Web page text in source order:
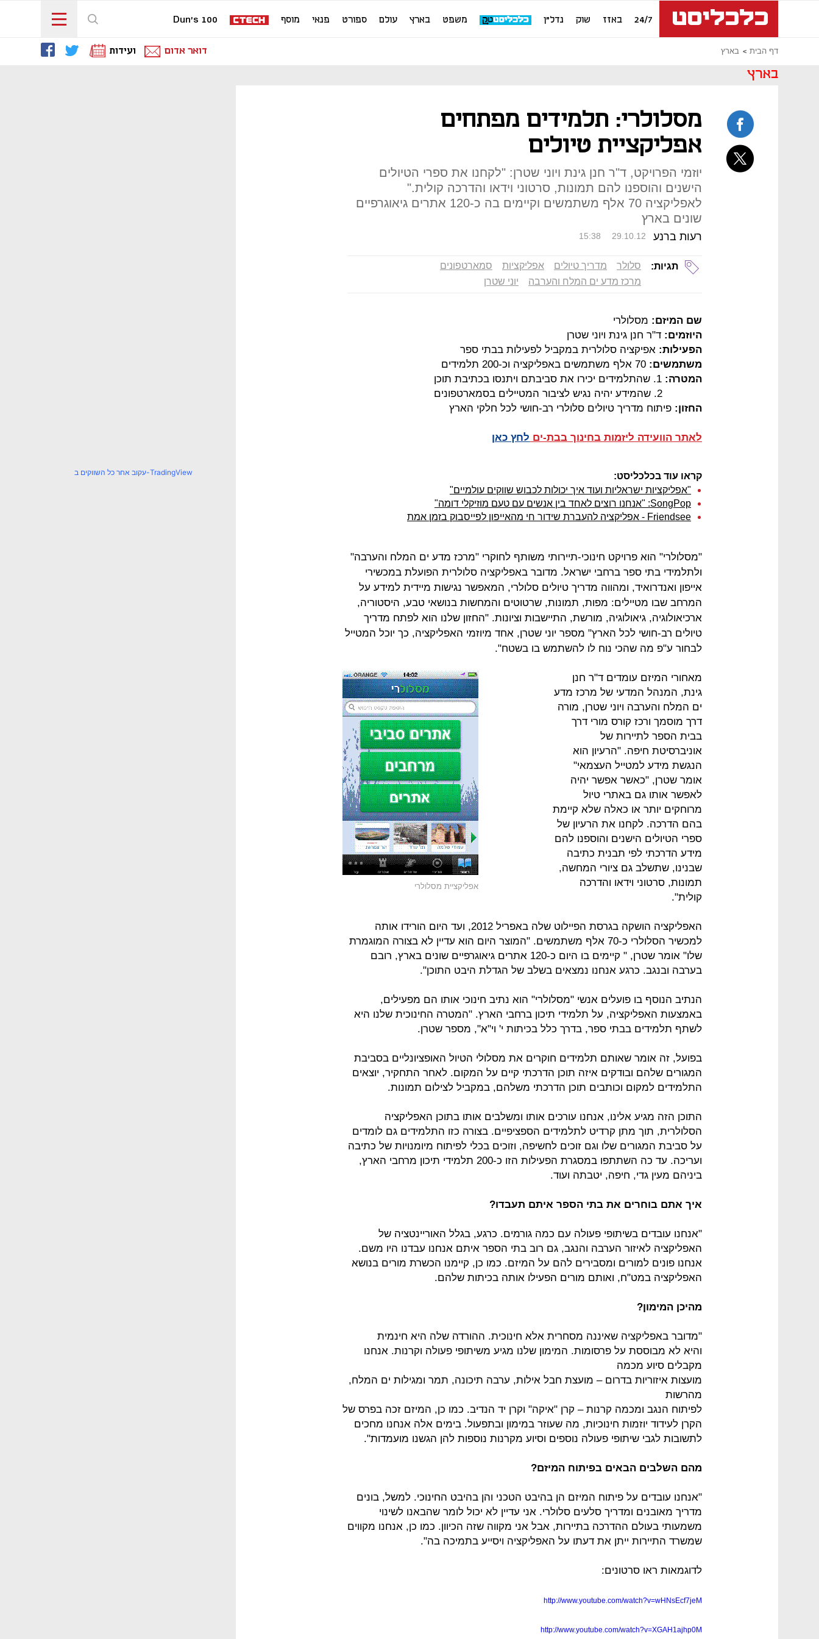
24/7 באזז שוק נדל"ן משפט בארץ עולם ספורט פנאי מוסף Dun's 100
דף הבית בארץ דואר אדום ועידות
בארץ
מסלולרי: תלמידים מפתחים
אפליקציית טיולים
יוזמי הפרויקט, ד"ר חנן גינת ויוני שטרן: "לקחנו את ספרי הטיולים
הישנים והוספנו להם תמונות, סרטוני וידאו והדרכה קולית."
לאפליקציה 70 אלף משתמשים וקיימים בה כ-120 אתרים גיאוגרפיים
שונים בארץ
רעות ברנע 15:38 29.10.12
תגיות: סלולר מדריך טיולים אפליקציות
סמארטפונים
מרכז מדע ים המלח והערבה
יוני שטרן
שם המיזם: מסלולרי
היוזמים: ד"ר חנן גינת ויוני שטרן
הפעילות: אפיקציה סלולרית במקביל לפעילות בבתי ספר
משתמשים:
המטרה:
החזון: פיתוח מדריך טיולים סלולרי רב-חושי לכל חלקי הארץ
לאתר הוועידה ליזמות בחינוך בבת-ים לחץ כאן
קראו עוד בכלכליסט:
"אפליקציות ישראליות ועוד איך יכולות לכבוש שווקים עולמיים"
SongPop: "אנחנו רוצים לאחד בין אנשים עם טעם מוזיקלי דומה"
Friendsee - אפליקציה להעברת שידור חי מהאייפון לפייסבוק בזמן אמת
"מסלולרי" הוא פרויקט חינוכי-תיירותי משותף לחוקרי "מרכז מדע ים המלח והערבה"
ולתלמידי בתי ספר ברחבי ישראל. מדובר באפליקציה סלולרית הפועלת במכשירי
אייפון ואנדרואיד, ומהווה מדריך טיולים סלולרי, המאפשר נגישות מיידית למידע על
המרחב שבו מטיילים: מפות, תמונות, שרטוטים והמחשות בנושאי טבע, היסטוריה,
ארכיאולוגיה, גיאולוגיה, מורשת, התיישבות וציונות. "החזון שלנו הוא לפתח מדריך
טיולים רב-חושי לכל הארץ" מספר יוני שטרן, אחד מיוזמי האפליקציה, כך יוכל המטייל
לבחור ע"פ מה שהכי נוח לו להשתמש בו בשטח".
אפליקציית מסלולרי
מאחורי המיזם עומדים ד"ר חנן
גינת, המנהל המדעי של מרכז מדע
ים המלח והערבה ויוני שטרן, מורה
דרך מוסמך ורכז קורס מורי דרך
בבית הספר לתיירות של
אוניברסיטת חיפה. "הרעיון הוא
הנגשת מידע למטייל העצמאי"
אומר שטרן, "כאשר אפשר יהיה
לאפשר אותו גם באתרי טיול
מרוחקים יותר או כאלה שלא קיימת
בהם הדרכה. לקחנו את הרעיון של
ספרי הטיולים הישנים והוספנו להם
מידע הדרכתי לפי תבנית כתיבה
שבנינו, שתשלב גם ציורי המחשה,
תמונות, סרטוני וידאו והדרכה
קולית".
האפליקציה הושקה בגרסת הפיילוט שלה באפריל 2012, ועד היום הורידו אותה
למכשיר הסלולרי כ-70 אלף משתמשים. "המוצר היום הוא עדיין לא בצורה המוגמרת
שלו" אומר שטרן, " קיימים בו היום כ-120 אתרים גיאוגרפיים שונים בארץ, רובם
בערבה ובנגב. כרגע אנחנו נמצאים בשלב של הגדלת היבט התוכן".
הנתיב הנוסף בו פועלים אנשי "מסלולרי" הוא נתיב חינוכי אותו הם מפעילים,
באמצעות האפליקציה, על תלמידי תיכון ברחבי הארץ. "המטרה החינוכית שלנו היא
לשתף תלמידים בבתי ספר, בדרך כלל בכיתות י' וי"א", מספר שטרן.
בפועל, זה אומר שאותם תלמידים חוקרים את מסלולי הטיול האופציונליים בסביבת
המגורים שלהם ובודקים איזה תוכן הדרכתי קיים על המקום. לאחר התחקיר, יוצאים
התלמידים למקום וכותבים תוכן הדרכתי משלהם, במקביל לצילום תמונות.
התוכן הזה מגיע אלינו, אנחנו עורכים אותו ומשלבים אותו בתוכן האפליקציה
הסלולרית, תוך מתן קרדיט לתלמידים הספציפיים. בצורה כזו התלמידים גם לומדים
על סביבת המגורים שלו וגם זוכים לחשיפה, וזוכים בכלי לפיתוח מיומנויות של כתיבה
ועריכה. עד כה השתתפו במסגרת הפעילות הזו כ-200 תלמידי תיכון מרחבי הארץ,
ביניהם מעין גדי, חיפה, יטבתה ועוד.
איך אתם בוחרים את בתי הספר איתם תעבדו?
"אנחנו עובדים בשיתופי פעולה עם כמה גורמים. כרגע, בגלל האוריינטציה של
האפליקציה לאיזור הערבה והנגב, גם רוב בתי הספר איתם אנחנו עבדנו היו משם.
אנחנו פונים למורים ומסבירים להם על המיזם. כמו כן, קיימנו הכשרת מורים בנושא
האפליקציה במט"ח, ואותם מורים הפעילו אותה בכיתות שלהם.
מהיכן המימון?
"מדובר באפליקציה שאיננה מסחרית אלא חינוכית. ההורדה שלה היא חינמית
והיא לא מבוססת על פרסומות. המימון שלנו מגיע משיתופי פעולה וקרנות. אנחנו
מקבלים סיוע מכמה
מועצות איזוריות בדרום – מועצת חבל אילות, ערבה תיכונה, תמר ומגילות ים המלח,
מהרשות
לפיתוח הנגב ומכמה קרנות – קרן "איקה" וקרן יד הנדיב. כמו כן, המיזם זכה בפרס של
הקרן לעידוד יוזמות חינוכיות, מה שעוזר במימון ובתפעול. בימים אלה אנחנו מחכים
לתשובות לגבי שיתופי פעולה נוספים וסיוע מקרנות נוספות להן הגשנו מועמדות".
מהם השלבים הבאים בפיתוח המיזם?
"אנחנו עובדים על פיתוח המיזם הן בהיבט הטכני והן בהיבט החינוכי. למשל, בונים
מדריך מאובנים ומדריך סלעים סלולרי. אני עדיין לא יכול לומר שהבאנו לשינוי
משמעותי בעולם ההדרכה בתיירות, אבל אני מקווה שזה הכיוון. כמו כן, אנחנו מקווים
שמשרד התיירות ייתן את דעתו על האפליקציה ויסייע בתמיכה בה".
לדוגמאות ראו סרטונים:
http://www.youtube.com/watch?v=wHNsEcf7jeM
http://www.youtube.com/watch?v=XGAH1ajhp0M
עקוב אחר כל השווקים ב-TradingView